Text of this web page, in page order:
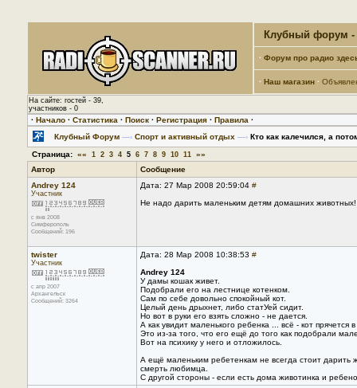
Клубный форум -
· Форум про радио
· Наш магазин ·
На сайте: гостей - 39,
участников - 0
· Начало · Статистика · Поиск · Регистрация · Правила ·
Клубный Форум —› Спорт и активный отдых —› Кто как калечился, а
Страница: «« 1 2 3 4 5 6 7 8 9 10 11 »»
Автор
Сообщение
Andrey 124
Участник
с янв 2008
Симферополь
Сообщений: 196
Дата: 27 Мар 2008 20:59:04 #
Не надо дарить маленьким детям домашних
twister
Участник
с апр 2007
Архангельск
Сообщений: 3264
Дата: 28 Мар 2008 10:38:53 #
Andrey 124
У дамы кошак живет.
Подобрали его на лестнице котенком.
Сам по себе довольно спокойный кот.
Целый день дрыхнет, либо статУей сидит.
Но вот в руки его взять сложно - не дается.
А как увидит маленького ребенка ... всё - кот
Это из-за того, что его ещё до того как подобрали
Вот на психику у него и отложилось.
А ещё маленьким ребетенкам не всегда стоит дарить
смерть любимца.
С другой стороны - если есть дома животинка и